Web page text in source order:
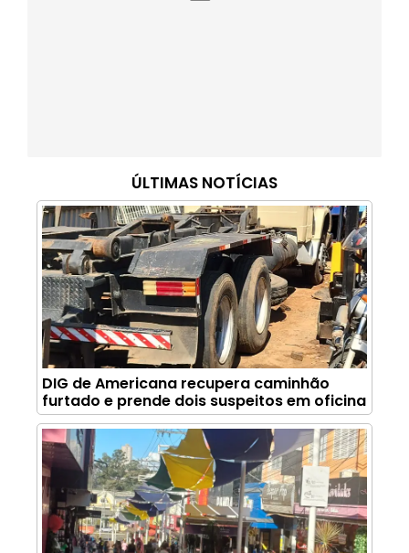
ÚLTIMAS NOTÍCIAS
DIG de Americana recupera caminhão
furtado e prende dois suspeitos em oficina